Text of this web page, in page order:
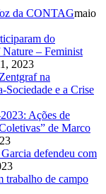
da CONTAGmaio
do
– Feminist
2023
na
Sociedade e a Crise
Ações de
de Marco
defendeu com
trabalho de campo